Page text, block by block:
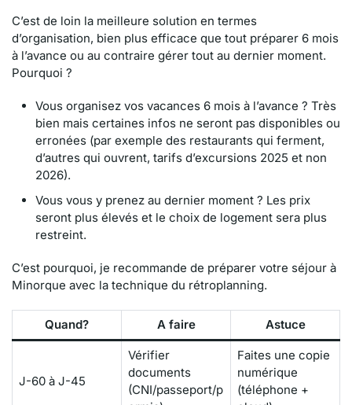
C’est de loin la meilleure solution en termes
d’organisation, bien plus efficace que tout préparer 6 mois
à l’avance ou au contraire gérer tout au dernier moment.
Pourquoi ?
Vous organisez vos vacances 6 mois à l’avance ? Très
bien mais certaines infos ne seront pas disponibles ou
erronées (par exemple des restaurants qui ferment,
d’autres qui ouvrent, tarifs d’excursions 2025 et non
2026).
Vous vous y prenez au dernier moment ? Les prix
seront plus élevés et le choix de logement sera plus
restreint.
C’est pourquoi, je recommande de préparer votre séjour à
Minorque avec la technique du rétroplanning.
Quand? A faire Astuce
J-60 à J-45
Vérifier
documents
(CNI/passeport/p
Faites une copie
numérique
(téléphone +